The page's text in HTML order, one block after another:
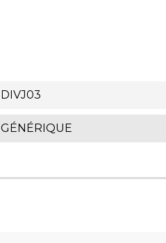
DIVJ03
GÉNÉRIQUE